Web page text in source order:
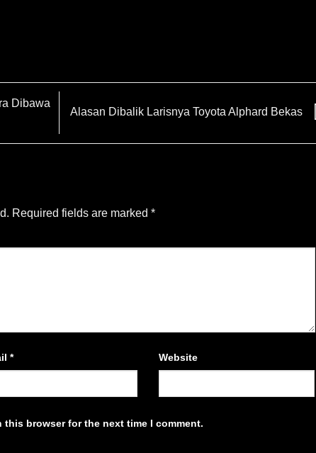
Dibawa
Alasan Dibalik Larisnya Toyota Alphard Bekas
Required fields are marked *
* Website
this browser for the next time I comment.